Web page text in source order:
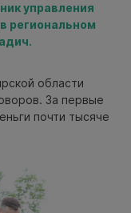
управления
региональном
области
За первые
почти тысяче